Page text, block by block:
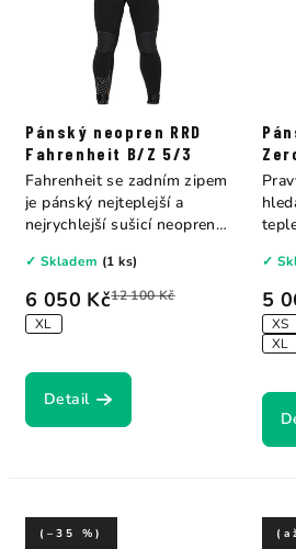
Pánský neopren RRD
Fahrenheit B/Z 5/3
6 050 Kč12 100 Kč
XL
✓ Skladem (1 ks)
Detail
Fahrenheit se zadním zipem
je pánský nejteplejší a
nejrychlejší sušicí neopren v
5
XS
XL
✓
(–35 %)